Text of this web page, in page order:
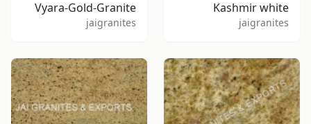
Kashmir white
jaigranites
Vyara-Gold-Granite
jaigranites